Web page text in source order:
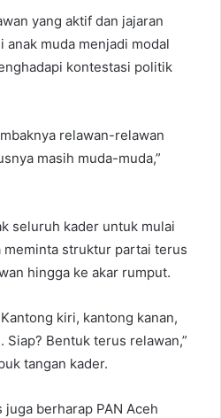
yang aktif dan jajaran
muda menjadi modal
kontestasi politik
relawan-relawan
masih muda-muda,”
seluruh kader untuk mulai
meminta struktur partai terus
hingga ke akar rumput.
kiri, kantong kanan,
Siap? Bentuk terus relawan,”
tangan kader.
berharap PAN Aceh